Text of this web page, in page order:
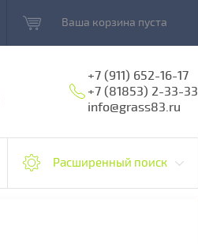
Ваша корзина пуста
+7 (911) 652-16-17
+7 (81853) 2-33-33
info@grass83.ru
Расширенный поиск